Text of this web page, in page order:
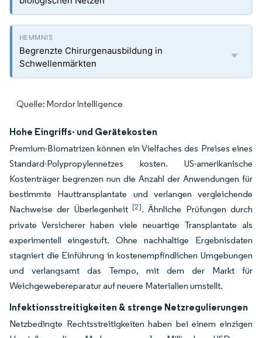
Begrenzte Chirurgenausbildung in
Schwellenmärkten
Quelle: Mordor Intelligence
Hohe Eingriffs- und Gerätekosten
Premium-Biomatrizen können ein Vielfaches des Preises eines
Standard-Polypropylennetzes kosten. US-amerikanische
Kostenträger begrenzen nun die Anzahl der Anwendungen für
bestimmte Hauttransplantate und verlangen vergleichende
Nachweise der Überlegenheit [2]. Ähnliche Prüfungen durch
private Versicherer haben viele neuartige Transplantate als
experimentell eingestuft. Ohne nachhaltige Ergebnisdaten
stagniert die Einführung in kostenempfindlichen Umgebungen
und verlangsamt das Tempo, mit dem der Markt für
Weichgewebereparatur auf neuere Materialien umstellt.
Infektionsstreitigkeiten & strenge Netzregulierungen
Netzbedingte Rechtsstreitigkeiten haben bei einem einzigen